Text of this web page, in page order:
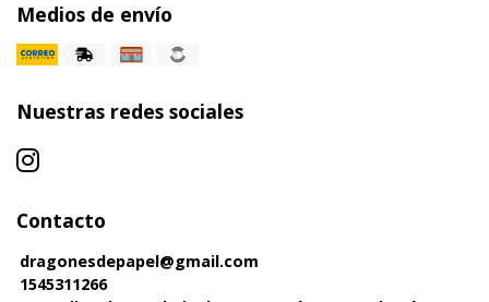
Medios de envío
Nuestras redes sociales
Contacto
dragonesdepapel@gmail.com
1545311266